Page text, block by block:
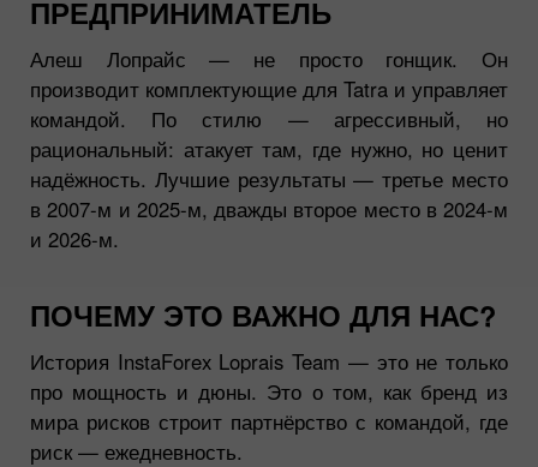
ПРЕДПРИНИМАТЕЛЬ
Алеш Лопрайс — не просто гонщик. Он
производит комплектующие для Tatra и управляет
командой. По стилю — агрессивный, но
рациональный: атакует там, где нужно, но ценит
надёжность. Лучшие результаты — третье место
в 2007-м и 2025-м, дважды второе место в 2024-м
и 2026-м.
ПОЧЕМУ ЭТО ВАЖНО ДЛЯ НАС?
История InstaForex Loprais Team — это не только
про мощность и дюны. Это о том, как бренд из
мира рисков строит партнёрство с командой, где
риск — ежедневность.